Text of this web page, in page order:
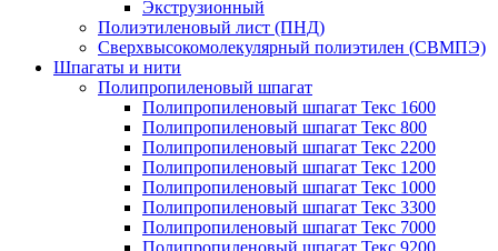
Экструзионный
Полиэтиленовый лист (ПНД)
Сверхвысокомолекулярный полиэтилен (СВМПЭ)
Шпагаты и нити
Полипропиленовый шпагат
Полипропиленовый шпагат Текс 1600
Полипропиленовый шпагат Текс 800
Полипропиленовый шпагат Текс 2200
Полипропиленовый шпагат Текс 1200
Полипропиленовый шпагат Текс 1000
Полипропиленовый шпагат Текс 3300
Полипропиленовый шпагат Текс 7000
Полипропиленовый шпагат Текс 9200